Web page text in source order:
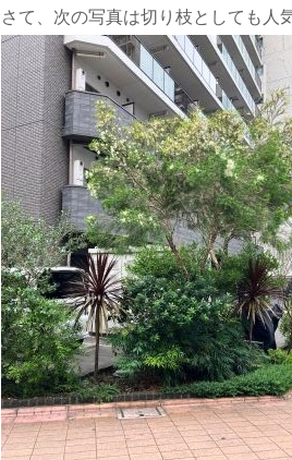
さて、次の写真は切り枝としても人